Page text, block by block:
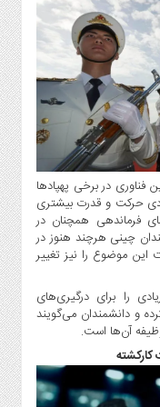
در برخی پهپادها
حرکت و قدرت بیشتری
فرماندهی همچنان در
چینی هرچند هنوز در
موضوع را نیز تغییر
را برای درگیری‌های
و دانشمندان می‌گویند
آن‌ها است.